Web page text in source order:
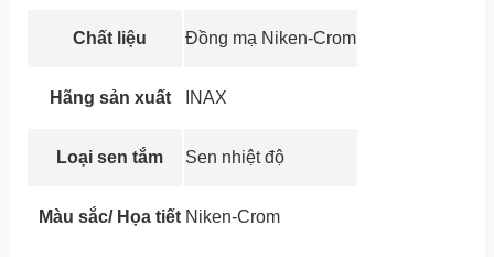
Chất liệu Đồng mạ Niken-Crom
Hãng sản xuất INAX
Loại sen tắm Sen nhiệt độ
Màu sắc/ Họa tiết Niken-Crom